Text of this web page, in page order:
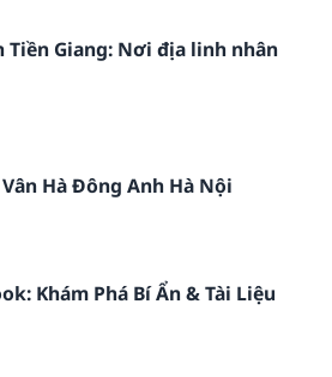
Tiền Giang: Nơi địa linh nhân
Hà Đông Anh Hà Nội
Khám Phá Bí Ẩn & Tài Liệu